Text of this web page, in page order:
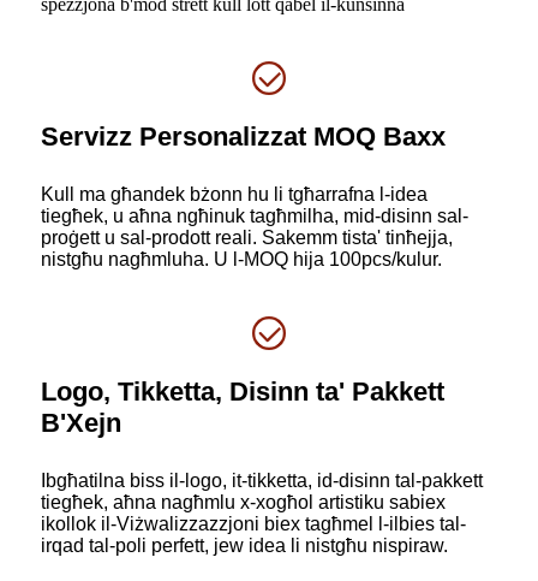
Servizz Personalizzat MOQ Baxx
Kull ma għandek bżonn hu li tgħarrafna l-idea
tiegħek, u aħna ngħinuk tagħmilha, mid-disinn sal-
proġett u sal-prodott reali. Sakemm tista' tinħejja,
nistgħu nagħmluha. U l-MOQ hija 100pcs/kulur.
Logo, Tikketta, Disinn ta' Pakkett
B'Xejn
Ibgħatilna biss il-logo, it-tikketta, id-disinn tal-pakkett
tiegħek, aħna nagħmlu x-xogħol artistiku sabiex
ikollok il-Viżwalizzazzjoni biex tagħmel l-ilbies tal-
irqad tal-poli perfett, jew idea li nistgħu nispiraw.